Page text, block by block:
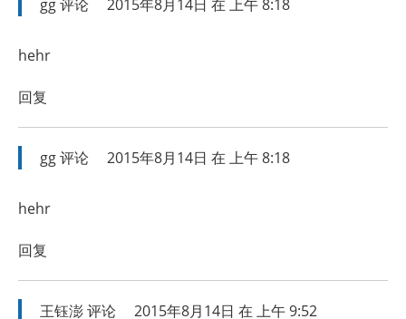
gg评论 2015年8月14日 在 上午 8:18
hehr
回复
gg评论 2015年8月14日 在 上午 8:18
hehr
回复
王钰澎评论 2015年8月14日 在 上午 9:52